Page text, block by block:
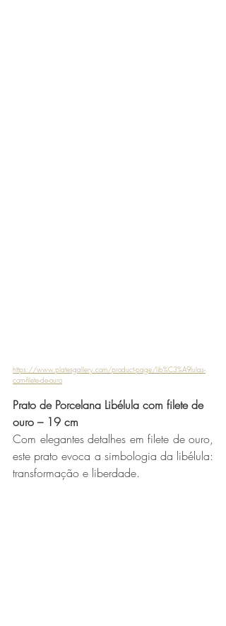
https://www.platesgallery.com/product-page/lib%C3%A9lulas-
com-filete-de-ouro
Prato de Porcelana Libélula com filete de
ouro – 19 cm
Com elegantes detalhes em filete de ouro,
este prato evoca a simbologia da libélula:
transformação e liberdade.